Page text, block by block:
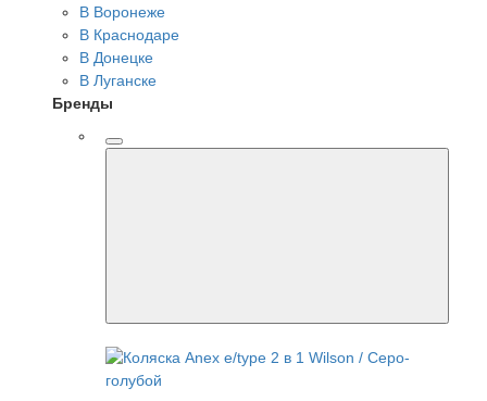
В Воронеже
В Краснодаре
В Донецке
В Луганске
Бренды